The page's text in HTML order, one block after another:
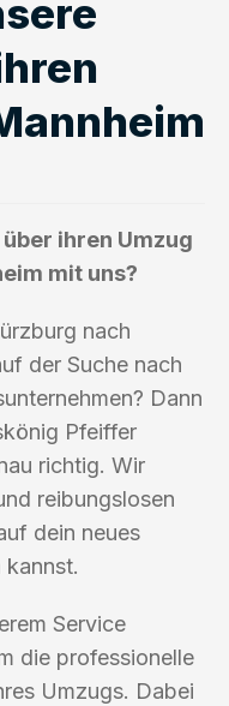
ihren Umzug
mit uns?
nach
der Suche nach
Dann
Pfeiffer
richtig. Wir
reibungslosen
dein neues
kannst.
Service
die professionelle
Umzugs. Dabei